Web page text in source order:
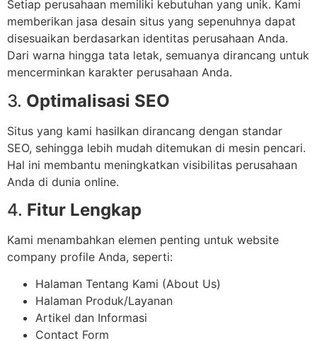
Setiap perusahaan memiliki kebutuhan yang unik. Kami
memberikan jasa desain situs yang sepenuhnya dapat
disesuaikan berdasarkan identitas perusahaan Anda.
Dari warna hingga tata letak, semuanya dirancang untuk
mencerminkan karakter perusahaan Anda.
3. Optimalisasi SEO
Situs yang kami hasilkan dirancang dengan standar
SEO, sehingga lebih mudah ditemukan di mesin pencari.
Hal ini membantu meningkatkan visibilitas perusahaan
Anda di dunia online.
4. Fitur Lengkap
Kami menambahkan elemen penting untuk website
company profile Anda, seperti:
Halaman Tentang Kami (About Us)
Halaman Produk/Layanan
Artikel dan Informasi
Contact Form